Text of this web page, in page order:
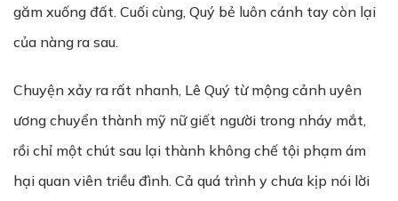
găm xuống đất. Cuối cùng, Quý bẻ luôn cánh tay còn lại
của nàng ra sau.
Chuyện xảy ra rất nhanh, Lê Quý từ mộng cảnh uyên
ương chuyển thành mỹ nữ giết người trong nháy mắt,
rồi chỉ một chút sau lại thành không chế tội phạm ám
hại quan viên triều đình. Cả quá trình y chưa kịp nói lời